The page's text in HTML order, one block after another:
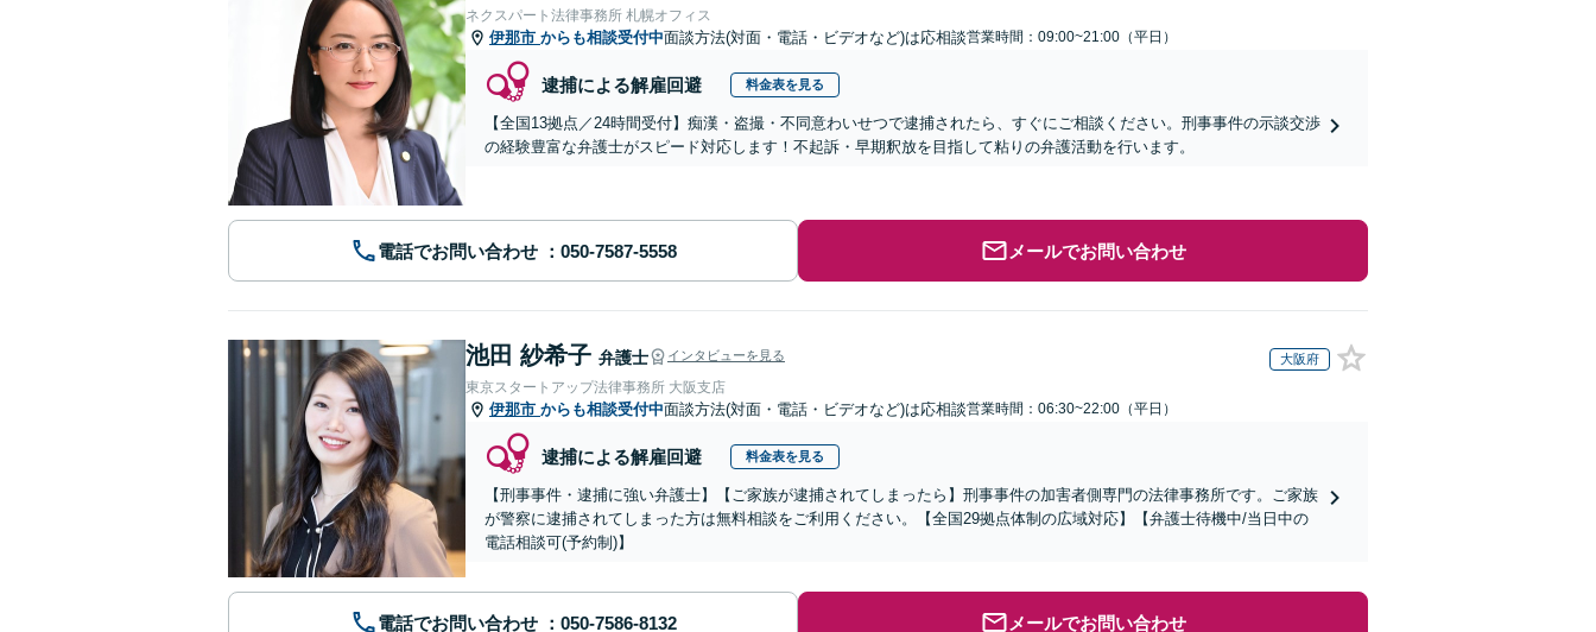
ネクスパート法律事務所 札幌オフィス
伊那市 からも相談受付中面談方法(対面・電話・ビデオなど)は応相談営業時間：09:00~21:00（平日）
逮捕による解雇回避 料金表を見る
【全国13拠点／24時間受付】痴漢・盗撮・不同意わいせつで逮捕されたら、すぐにご相談ください。刑事事件の示談交渉
の経験豊富な弁護士がスピード対応します！不起訴・早期釈放を目指して粘りの弁護活動を行います。
電話でお問い合わせ メールでお問い合わせ
池田 紗希子 弁護士 インタビューを見る 大阪府
東京スタートアップ法律事務所 大阪支店
伊那市 からも相談受付中面談方法(対面・電話・ビデオなど)は応相談営業時間：06:30~22:00（平日）
逮捕による解雇回避 料金表を見る
【刑事事件・逮捕に強い弁護士】【ご家族が逮捕されてしまったら】刑事事件の加害者側専門の法律事務所です。ご家族
が警察に逮捕されてしまった方は無料相談をご利用ください。【全国29拠点体制の広域対応】【弁護士待機中/当日中の
電話相談可(予約制)】
電話でお問い合わせ メールでお問い合わせ